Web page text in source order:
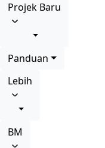
Projek Baru
Panduan
Lebih
BM